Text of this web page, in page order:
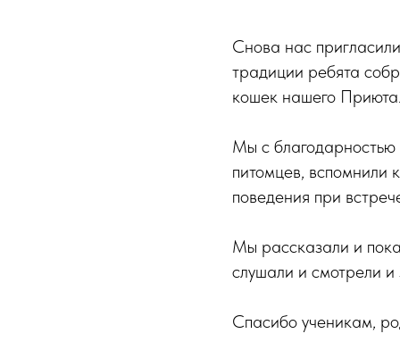
Снова нас
традиции ребята
кошек нашего
Мы с благодарностью
питомцев, вспомнили
поведения при
Мы рассказали и
слушали и смотрели
Спасибо ученикам,